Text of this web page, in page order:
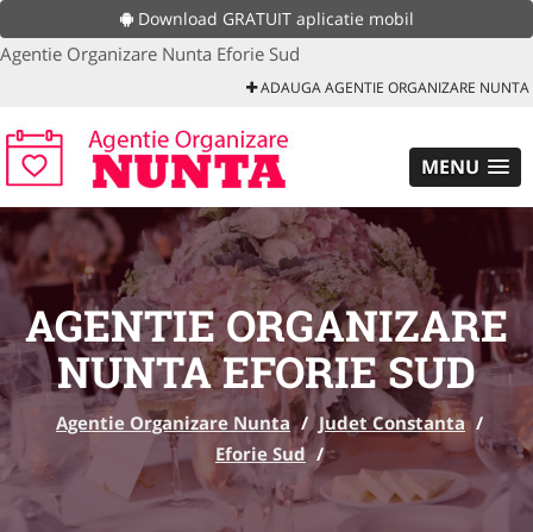
Download GRATUIT aplicatie mobil
Agentie Organizare Nunta Eforie Sud
ADAUGA AGENTIE ORGANIZARE NUNTA
MENU
AGENTIE ORGANIZARE
NUNTA EFORIE SUD
Agentie Organizare Nunta / Judet Constanta /
Eforie Sud /